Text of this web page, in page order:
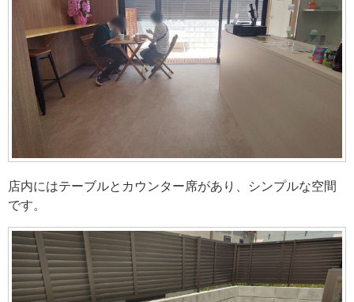
店内にはテーブルとカウンター席があり、シンプルな空間
です。